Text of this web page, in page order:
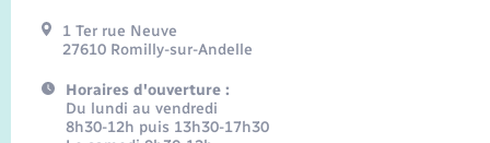
1 Ter rue Neuve
27610 Romilly-sur-Andelle
Horaires d'ouverture :
Du lundi au vendredi
8h30-12h puis 13h30-17h30